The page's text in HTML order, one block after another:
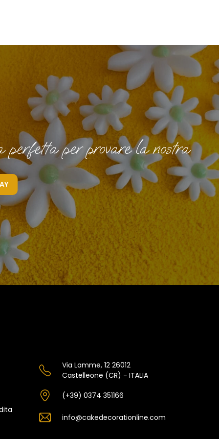
per provare la nostra
Via Lamme, 12 26012
Castelleone (CR) - ITALIA
(+39) 0374 351166
info@cakedecorationline.com